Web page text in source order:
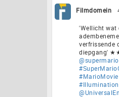
Filmdomein
'Wellicht wat
verfrissende
diepgang'
#MarioMovie
#Illumination